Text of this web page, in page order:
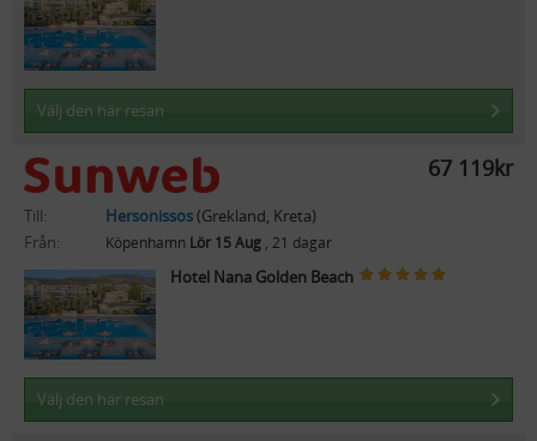
Välj den här resan
67 119kr
Till: Hersonissos(Grekland, Kreta)
Från:
Köpenhamn Lör 15 Aug , 21 dagar
Hotel Nana Golden Beach
Välj den här resan